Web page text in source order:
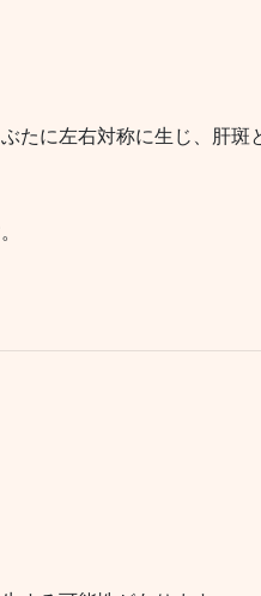
たに左右対称に生じ、肝斑